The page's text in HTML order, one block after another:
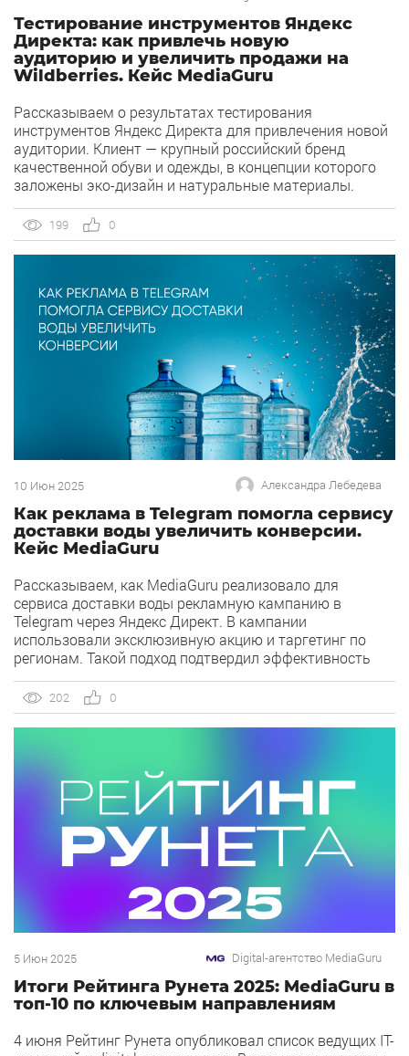
Тестирование инструментов Яндекс
Директа: как привлечь новую
аудиторию и увеличить продажи на
Wildberries. Кейс MediaGuru
Рассказываем о результатах тестирования
инструментов Яндекс Директа для привлечения новой
аудитории. Клиент — крупный российский бренд
качественной обуви и одежды, в концепции которого
заложены эко-дизайн и натуральные материалы.
Нашей целью было увеличение продаж на Wildberries
(WB) за счет расширения охвата целевой аудитории с
помощью Яндекс Директ. Период работы — февраль-
июнь 2024 года. С какими проблемами […]
199 0
10 Июн 2025 Александра Лебедева
Как реклама в Telegram помогла сервису
доставки воды увеличить конверсии.
Кейс MediaGuru
Рассказываем, как MediaGuru реализовало для
сервиса доставки воды рекламную кампанию в
Telegram через Яндекс Директ. В кампании
использовали эксклюзивную акцию и таргетинг по
регионам. Такой подход подтвердил эффективность
площадки для продвижения краткосрочных
предложений и усиления бренда среди целевой
аудитории. О клиенте Сервис доставки воды от одной
из самых динамично развивающихся компаний на
202 0
5 Июн 2025 Digital-агентство MediaGuru
Итоги Рейтинга Рунета 2025: MediaGuru в
топ-10 по ключевым направлениям
4 июня Рейтинг Рунета опубликовал список ведущих IT-